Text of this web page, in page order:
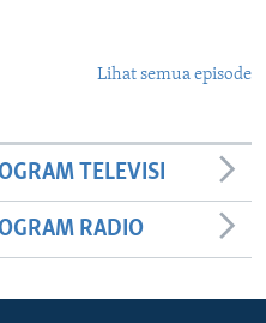
Lihat semua episode
TELEVISI
RADIO